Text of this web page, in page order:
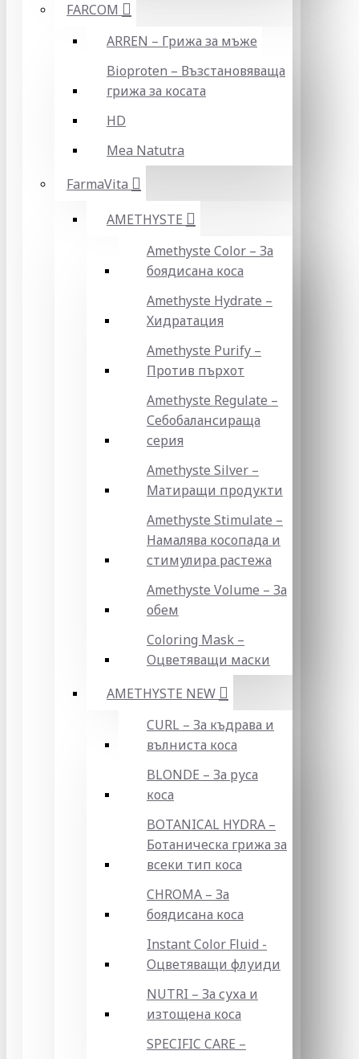
FARCOM
ARREN – Грижа за мъже
Bioproten – Възстановяваща
грижа за косата
HD
Mea Natutra
FarmaVita
AMETHYSTE
Amethyste Color – За
боядисана коса
Amethyste Hydrate –
Хидратация
Amethyste Purify –
Против пърхот
Amethyste Regulate –
Себобалансираща
серия
Amethyste Silver –
Матиращи продукти
Amethyste Stimulate –
Намалява косопада и
стимулира растежа
Amethyste Volume – За
обем
Coloring Mask –
Оцветяващи маски
AMETHYSTE NEW
CURL – За къдрава и
вълниста коса
BLONDE – За руса
коса
BOTANICAL HYDRA –
Ботаническа грижа за
всеки тип коса
CHROMA – За
боядисана коса
Instant Color Fluid -
Оцветяващи флуиди
NUTRI – За суха и
изтощена коса
SPECIFIC CARE –